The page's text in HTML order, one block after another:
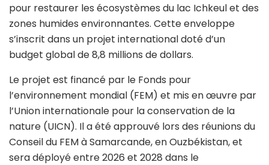
pour restaurer les écosystèmes du lac Ichkeul et des
zones humides environnantes. Cette enveloppe
s’inscrit dans un projet international doté d’un
budget global de 8,8 millions de dollars.
Le projet est financé par le Fonds pour
l’environnement mondial (FEM) et mis en œuvre par
l’Union internationale pour la conservation de la
nature (UICN). Il a été approuvé lors des réunions du
Conseil du FEM à Samarcande, en Ouzbékistan, et
sera déployé entre 2026 et 2028 dans le